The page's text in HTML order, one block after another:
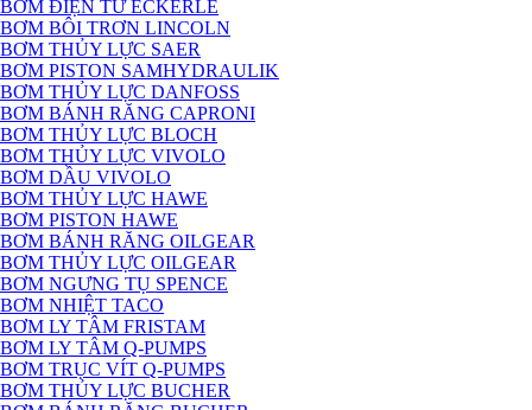
BƠM ĐIỆN TỪ ECKERLE
BƠM BÔI TRƠN LINCOLN
BƠM THỦY LỰC SAER
BƠM PISTON SAMHYDRAULIK
BƠM THỦY LỰC DANFOSS
BƠM BÁNH RĂNG CAPRONI
BƠM THỦY LỰC BLOCH
BƠM THỦY LỰC VIVOLO
BƠM DẦU VIVOLO
BƠM THỦY LỰC HAWE
BƠM PISTON HAWE
BƠM BÁNH RĂNG OILGEAR
BƠM THỦY LỰC OILGEAR
BƠM NGƯNG TỤ SPENCE
BƠM NHIỆT TACO
BƠM LY TÂM FRISTAM
BƠM LY TÂM Q-PUMPS
BƠM TRỤC VÍT Q-PUMPS
BƠM THỦY LỰC BUCHER